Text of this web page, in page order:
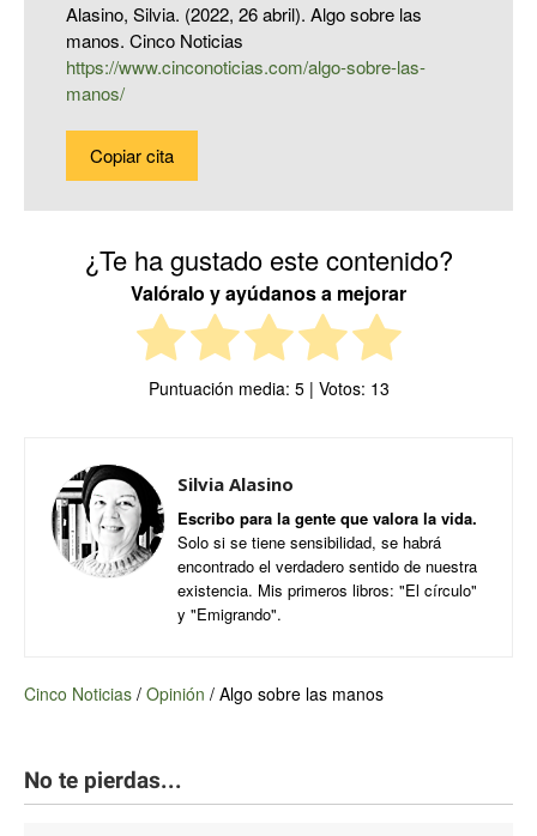
Alasino, Silvia. (2022, 26 abril). Algo sobre las
manos. Cinco Noticias
https://www.cinconoticias.com/algo-sobre-las-
manos/
Copiar cita
¿Te ha gustado este contenido?
Valóralo y ayúdanos a mejorar
Puntuación media: 5| Votos: 13
Silvia Alasino
Escribo para la gente que valora la vida.
Solo si se tiene sensibilidad, se habrá
encontrado el verdadero sentido de nuestra
existencia. Mis primeros libros: "El círculo"
y "Emigrando".
Cinco Noticias / Opinión / Algo sobre las manos
No te pierdas...